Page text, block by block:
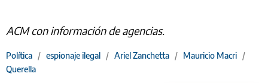
ACM con información de agencias.
Política / espionaje ilegal / Ariel Zanchetta / Mauricio Macri /
Querella